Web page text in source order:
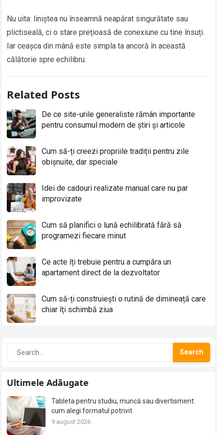
Nu uita: liniștea nu înseamnă neapărat singurătate sau
plictiseală, ci o stare prețioasă de conexiune cu tine însuți.
Iar ceașca din mână este simpla ta ancoră în această
călătorie spre echilibru.
Related Posts
De ce site-urile generaliste rămân importante
pentru consumul modern de știri și articole
Cum să-ți creezi propriile tradiții pentru zile
obișnuite, dar speciale
Idei de cadouri realizate manual care nu par
improvizate
Cum să planifici o lună echilibrată fără să
programezi fiecare minut
Ce acte îți trebuie pentru a cumpăra un
apartament direct de la dezvoltator
Cum să-ți construiești o rutină de dimineață care
chiar îți schimbă ziua
Search
Ultimele Adăugate
Tableta pentru studiu, muncă sau divertisment:
cum alegi formatul potrivit
9 august 2026